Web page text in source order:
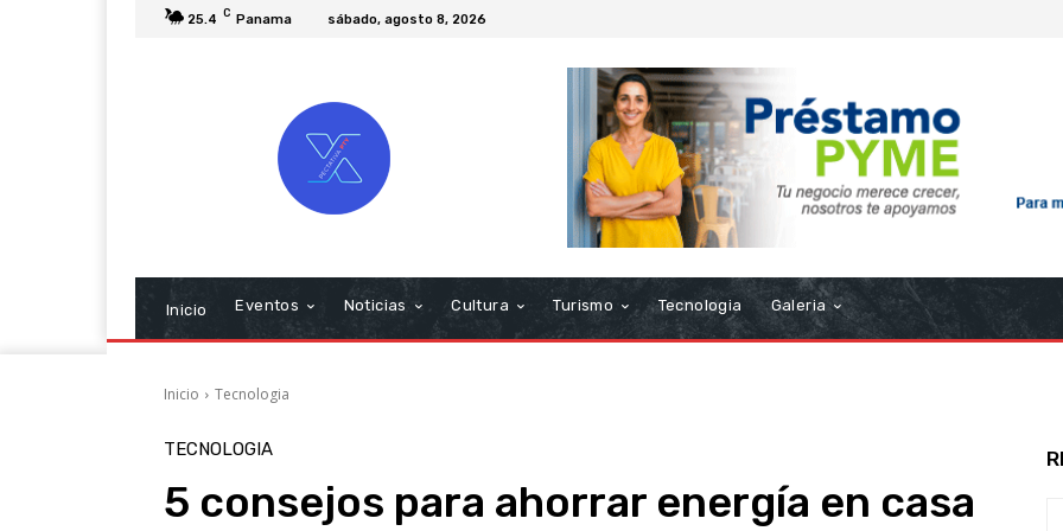
25.4 C Panama sábado, agosto 8, 2026
Inicio Eventos Noticias Cultura Turismo Tecnologia Galeria
Inicio Tecnologia
TECNOLOGIA
5 consejos para ahorrar energía en casa